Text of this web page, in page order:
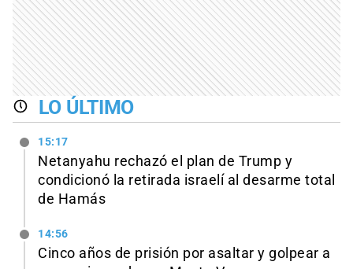
LO ÚLTIMO
15:17
Netanyahu rechazó el plan de Trump y
condicionó la retirada israelí al desarme total
de Hamás
14:56
Cinco años de prisión por asaltar y golpear a